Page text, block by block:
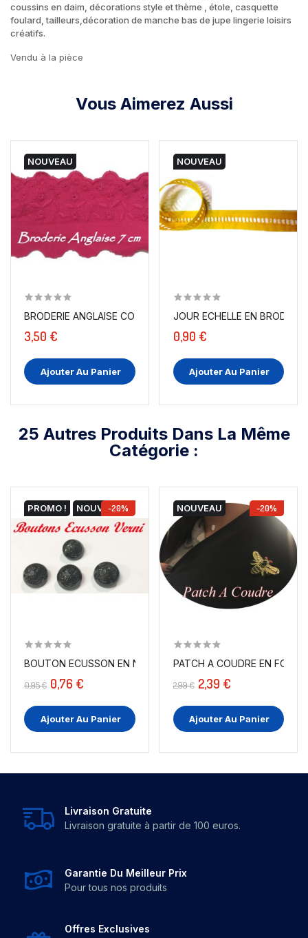
coussins en daim, décorations style et thème , étole, casquette
foulard, tailleurs,décoration de manche bas de jupe lingerie loisirs
créatifs.
Vendu à la pièce
Vous Aimerez Aussi
NOUVEAU
BRODERIE ANGLAISE COTON EN 7 CM AU MÈTRE FUSHIA.
3,50 €
Ajouter Au Panier
NOUVEAU
JOUR ECHELLE EN
0,90 €
Ajouter Au Panier
25 Autres Produits Dans La Même
Catégorie :
PROMO ! NOUVEAU
-20%
BOUTON ECUSSON EN NOIR VERNI EN TAILLE 20 MM A...
0,95 € 0,76 €
Ajouter Au Panier
NOUVEAU -20%
PATCH A COUDRE EN
2,99 € 2,39 €
Ajouter Au Panier
Livraison Gratuite
Livraison gratuite à partir de 100 euros.
Garantie Du Meilleur Prix
Pour tous nos produits
Offres Exclusives